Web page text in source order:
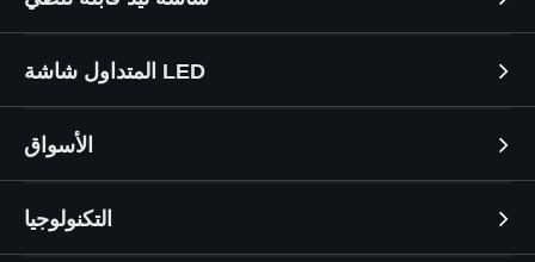
المتداول شاشة LED
الأسواق
التكنولوجيا